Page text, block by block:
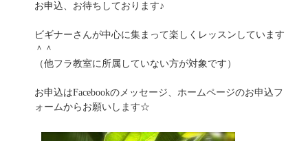
お申込、お待ちしております♪
ビギナーさんが中心に集まって楽しくレッスンしています
＾＾
（他フラ教室に所属していない方が対象です）
お申込はFacebookのメッセージ、ホームページのお申込フ
ォームからお願いします☆